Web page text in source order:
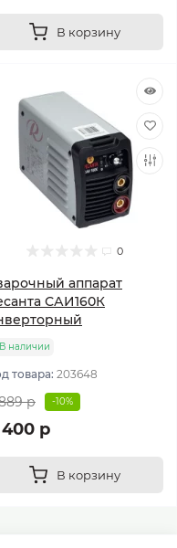
В корзину
0
аппарат
САИ160К
В наличии
товара: 203648
р -10%
р
В корзину